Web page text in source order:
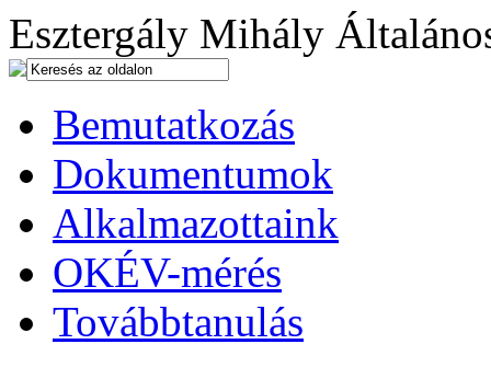
Esztergály Mihály
Bemutatkozás
Dokumentumok
Alkalmazottaink
OKÉV-mérés
Továbbtanulás